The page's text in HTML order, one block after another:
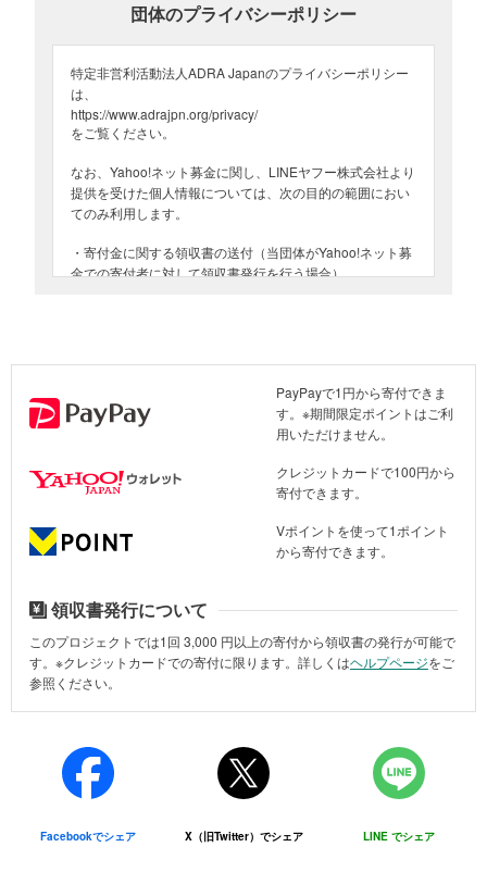
※手続き完了後の発行や再発行はできません。
※当団体からの領収書発行時期：毎年1月下旬～2月頃に、前年1年分
（1月1日～12月31日）の領収書を発行いたします。
※領収書の日付は、お客様の寄付手続き日ではなく、当団体への入金
が完了した日（原則として寄付手続き日の翌月末日頃）です。
※Vポイントによるご寄付の場合は、領収書発行の対象外ですのでご
詳しくはヘルプページをご参照ください。
領収書に関するお問い合わせは、下記までご連絡ください。
メールアドレス：support_adra@adrajpn.org
寄付金の使い道
ている方々の支援活動のために大切に使わせていただきます。
・現地調査、支援調整、情報発信（通信費、交通費、人件費など）
・水、食料、衣類や生活必需品、衛生用品、防寒用具などの購入、
・避難されている方や影響を受けている方が生活に必要なものを購
入できる現金またはバウチャーの配付
・避難場所の確保、ホームステイ先の調整など
・移動支援（移動手段や燃料の提供など）
・ボランティアの調整
・シェルターや避難所の支援
・国外に逃れ難民となった方の支援
※状況によって支援する内容や活動が変更・追加となる場合がありま
2026年4月～7月半ばでのウクライナ国内の攻撃の記録。黄色はドローン攻撃を
示す。（ACLED Ukraine Conflict Monitor,2026年7月31日確認）
毎日忙しさにかまけていると、あっという間に1日が終わり、気づけ
瞬間、ウクライナの人々、一緒に活動を続ける現地パートナーの仲
間たちを想い、どうかこの支援が必要ではなくなる日が1日でも早く
来ますように…と願うばかりです。
この支援活動は、皆さまのご寄付と特定非営利活動法人 ジャパン・
日頃よりADRAの活動をあたたかく見守っていただきありがとうご
2026年6月7日、ウクライナ南部オデーサ州チョルノモルスク市で、
ADRAは「ADRA Kids」プロジェクトの一環として、子ども向けイ
ベントを開催しました。
ちの心のケアと成長支援を目的としたプロジェクトです。
6歳から14歳を対象とし、国内避難民家庭の子ども、戦闘やさまざ
まなトラウマを経験した子ども、そして負傷した子どもなどを支援
しています。
プや療養施設でのプログラムなども計画されています。
今回のイベントには、国内で避難生活を送っている家庭の子どもた
して過ごせる場所で交流し、楽しい時間を共有できる機会となりま
団体のプライバシーポリシー
特定非営利活動法人ADRA Japanのプライバシーポリシー
は、
https://www.adrajpn.org/privacy/
をご覧ください。
なお、Yahoo!ネット募金に関し、LINEヤフー株式会社より
提供を受けた個人情報については、次の目的の範囲におい
てのみ利用します。
・寄付金に関する領収書の送付（当団体がYahoo!ネット募
金での寄付者に対して領収書発行を行う場合）
PayPayで1円から寄付できま
す。※期間限定ポイントはご利
用いただけません。
クレジットカードで100円から
寄付できます。
Vポイントを使って1ポイント
から寄付できます。
領収書発行について
このプロジェクトでは1回 3,000 円以上の寄付から領収書の発行が可能で
す。※クレジットカードでの寄付に限ります。詳しくはヘルプページをご
参照ください。
Facebookでシェア X（旧Twitter）でシェア LINE でシェア